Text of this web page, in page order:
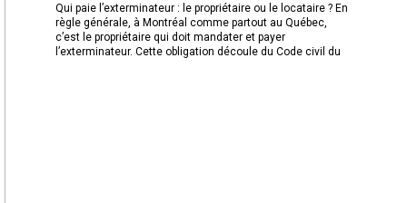
Qui paie l’exterminateur : le propriétaire ou le locataire ? En
règle générale, à Montréal comme partout au Québec,
c’est le propriétaire qui doit mandater et payer
l’exterminateur. Cette obligation découle du Code civil du